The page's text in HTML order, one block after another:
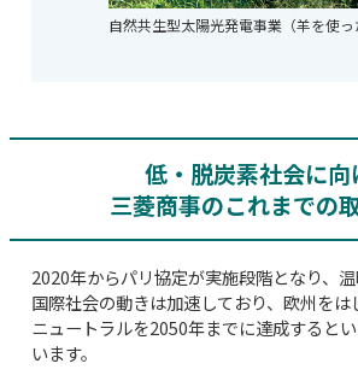
自然共生型太陽光発電事業（羊を使っ
低・脱炭素社会に向
三菱商事のこれまでの
2020年からパリ協定が実施段階となり、
国際社会の動きは加速しており、欧州を
ニュートラルを2050年までに達成すると
います。